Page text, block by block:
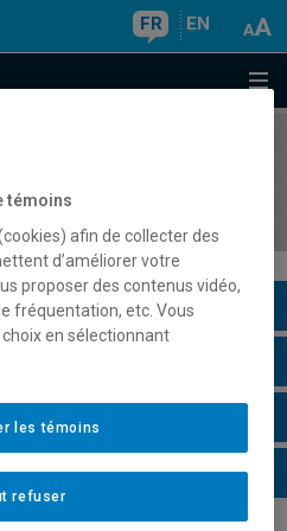
FR EN
témoins
afin de collecter des
d’améliorer votre
proposer des contenus vidéo,
fréquentation, etc. Vous
en sélectionnant
refuser
les témoins